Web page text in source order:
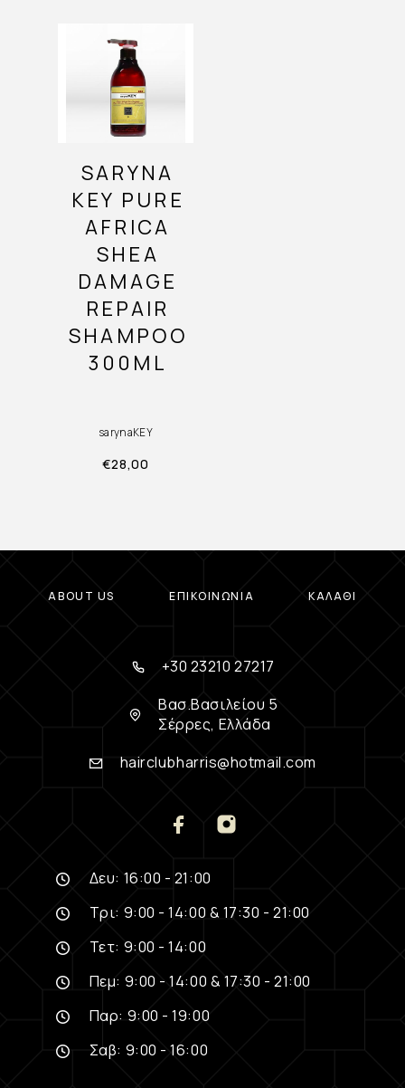
SARYNA
KEY PURE
AFRICA
SHEA
DAMAGE
REPAIR
SHAMPOO
300ML
sarynaKEY
€28,00
ABOUT US ΕΠΙΚΟΙΝΩΝΊΑ ΚΑΛΆΘΙ
+30 23210 27217
Βασ.Βασιλείου 5
Σέρρες, Ελλάδα
hairclubharris@hotmail.com
Δευ: 16:00 - 21:00
Τρι: 9:00 - 14:00 & 17:30 - 21:00
Τετ: 9:00 - 14:00
Πεμ: 9:00 - 14:00 & 17:30 - 21:00
Παρ: 9:00 - 19:00
Σαβ: 9:00 - 16:00